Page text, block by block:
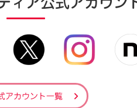
アカウント一覧